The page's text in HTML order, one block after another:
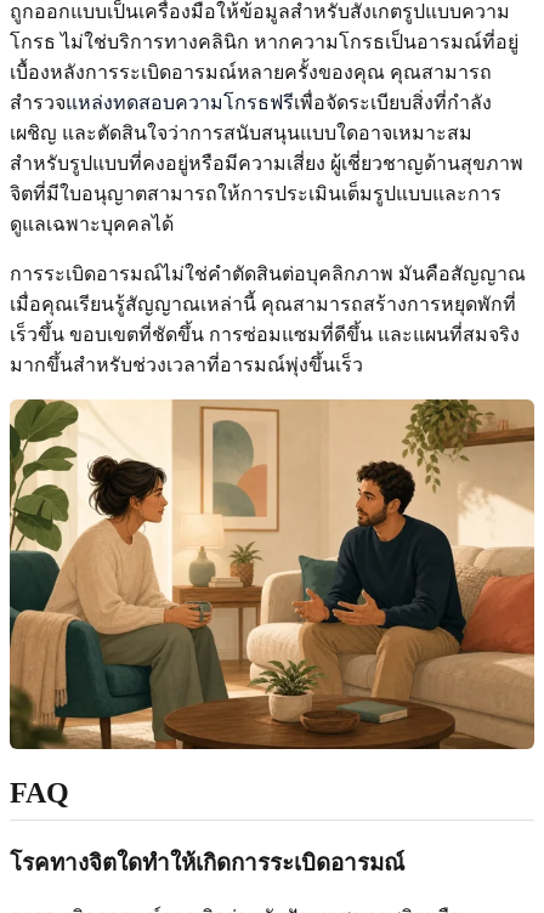
ถูกออกแบบเป็นเครื่องมือให้ข้อมูลสำหรับสังเกตรูปแบบความ
โกรธ ไม่ใช่บริการทางคลินิก หากความโกรธเป็นอารมณ์ที่อยู่
เบื้องหลังการระเบิดอารมณ์หลายครั้งของคุณ คุณสามารถ
สำรวจแหล่งทดสอบความโกรธฟรีเพื่อจัดระเบียบสิ่งที่กำลัง
เผชิญ และตัดสินใจว่าการสนับสนุนแบบใดอาจเหมาะสม
สำหรับรูปแบบที่คงอยู่หรือมีความเสี่ยง ผู้เชี่ยวชาญด้านสุขภาพ
จิตที่มีใบอนุญาตสามารถให้การประเมินเต็มรูปแบบและการ
ดูแลเฉพาะบุคคลได้
การระเบิดอารมณ์ไม่ใช่คำตัดสินต่อบุคลิกภาพ มันคือสัญญาณ
เมื่อคุณเรียนรู้สัญญาณเหล่านี้ คุณสามารถสร้างการหยุดพักที่
เร็วขึ้น ขอบเขตที่ชัดขึ้น การซ่อมแซมที่ดีขึ้น และแผนที่สมจริง
มากขึ้นสำหรับช่วงเวลาที่อารมณ์พุ่งขึ้นเร็ว
FAQ
โรคทางจิตใดทำให้เกิดการระเบิดอารมณ์